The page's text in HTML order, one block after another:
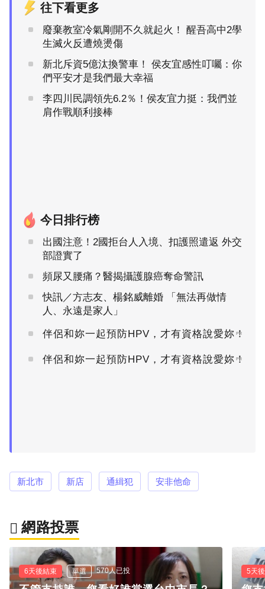
往下看更多
廢棄教室冷氣剛開不久就起火！ 醒吾高中2學
生滅火反遭燒燙傷
新北斥資5億汰換警車！ 侯友宜感性叮囑：你
們平安才是我們最大幸福
李四川民調領先6.2％！侯友宜力挺：我們並
肩作戰順利接棒
今日排行榜
出國注意！2國拒台人入境、扣護照遣返 外交
部證實了
頻尿又腰痛？醫揭攝護腺癌奪命警訊
快訊／方志友、楊銘威離婚 「無法再做情
人、永遠是家人」
伴侶和妳一起預防HPV，才有資格說愛妳！
PR
伴侶和妳一起預防HPV，才有資格說愛妳！
PR
新北市 新店 通緝犯 安非他命
網路投票
6天後結束 單選 570人已投 5天